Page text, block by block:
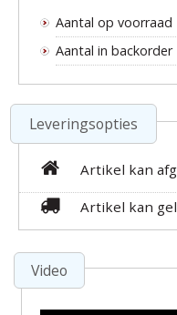
Aantal op voorraad
Aantal in backorder
Leveringsopties
Artikel kan
Artikel kan
Video